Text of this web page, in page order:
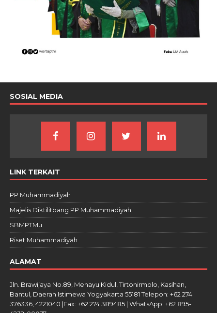
SOSIAL MEDIA
LINK TERKAIT
PP Muhammadiyah
Majelis Diktilitbang PP Muhammadiyah
SBMPTMu
Riset Muhammadiyah
ALAMAT
Jln. Brawijaya No.89, Menayu Kidul, Tirtonirmolo, Kasihan,
Bantul, Daerah Istimewa Yogyakarta 55181 Telepon: +62 274
376336, 4221040 |Fax: +62 274 389485 | WhatsApp: +62 895-